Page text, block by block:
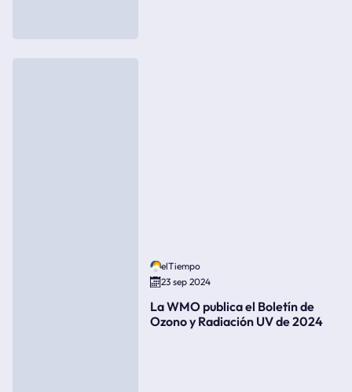
elTiempo
23 sep 2024
La WMO publica el Boletín de
Ozono y Radiación UV de 2024